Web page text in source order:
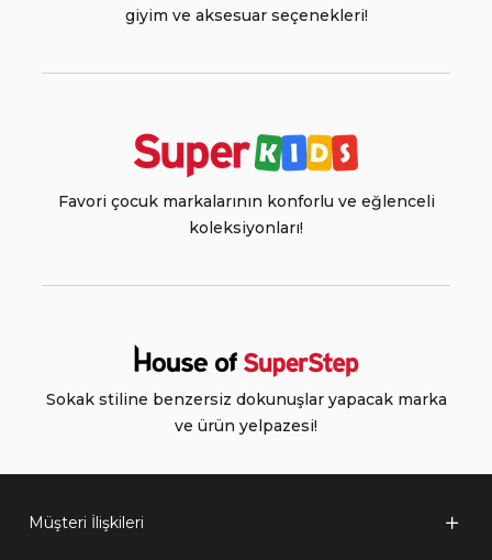
giyim ve aksesuar seçenekleri!
Favori çocuk markalarının konforlu ve eğlenceli
koleksiyonları!
Sokak stiline benzersiz dokunuşlar yapacak marka
ve ürün yelpazesi!
Müşteri İlişkileri